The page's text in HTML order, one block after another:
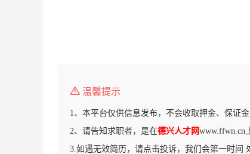
温馨提示
1、本平台仅供信息发布，不会收取押金、保证金
2、请告知求职者，是在德兴人才网www.ffwn.cn
3.如遇无效简历，请点击投诉，我们会第一时间